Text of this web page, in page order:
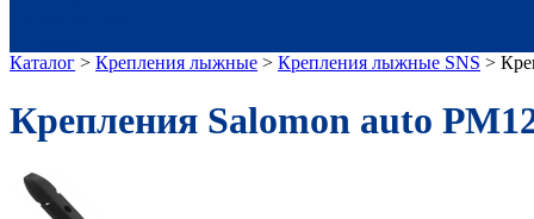
Каталог > Крепления лыжные > Крепления лыжные SNS >
Крепления Salomon auto